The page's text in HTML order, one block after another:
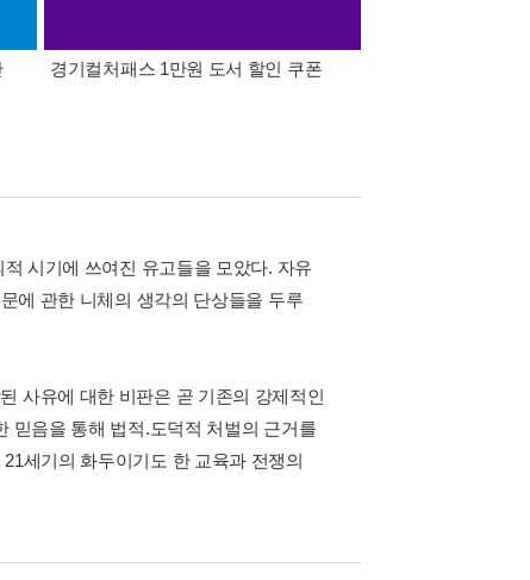
경기컬처패스 1만원 도서 할인 쿠폰
시기에 쓰여진 유고들을 모았다. 자유
에 관한 니체의 생각의 단상들을 두루
사유에 대한 비판은 곧 기존의 강제적인
믿음을 통해 법적.도덕적 처벌의 근거를
세기의 화두이기도 한 교육과 전쟁의